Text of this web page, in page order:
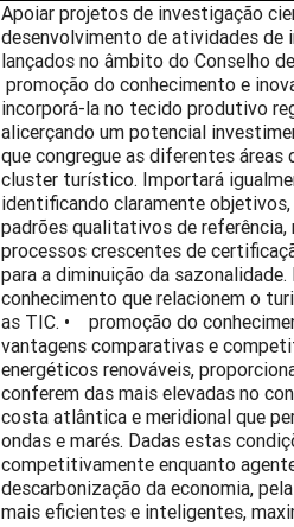
Apoiar projetos de investigação
desenvolvimento de atividades de
lançados no âmbito do Conselho
promoção do conhecimento e
incorporá-la no tecido produtivo
alicerçando um potencial
que congregue as diferentes
cluster turístico. Importará
identificando claramente
padrões qualitativos de
processos crescentes de
para a diminuição da
conhecimento que relacionem o
as TIC. • promoção do
vantagens comparativas e
energéticos renováveis,
conferem das mais elevadas no
costa atlântica e meridional que
ondas e marés. Dadas estas
competitivamente enquanto
descarbonização da economia,
mais eficientes e inteligentes,